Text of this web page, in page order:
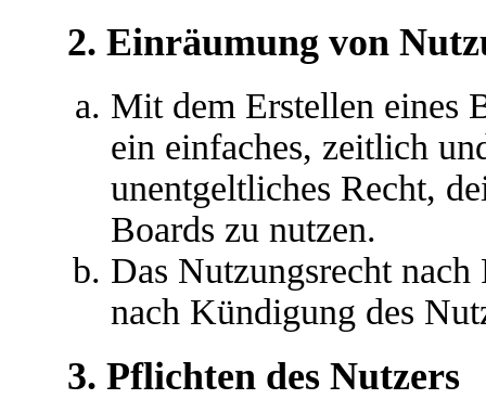
2. Einräumung von
Mit dem Erstellen eines
ein einfaches, zeitlich
unentgeltliches Recht,
Boards zu nutzen.
Das Nutzungsrecht
nach Kündigung des
3. Pflichten des Nutzers